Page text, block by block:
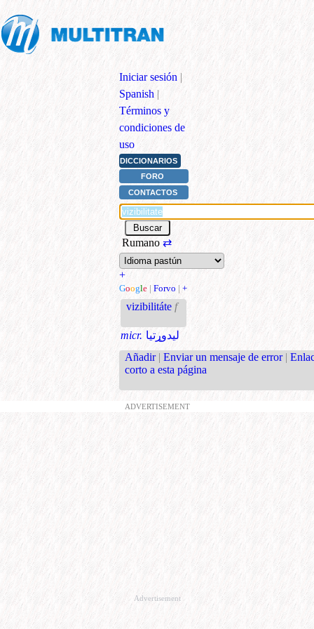
Iniciar sesión |
Spanish |
Términos y
condiciones de
uso
DICCIONARIOS
FORO
CONTACTOS
Rumano ⇄
+
Google | Forvo | +
vizibilitáte f
micr. لیدوړتیا
Añadir | Enviar un mensaje de error |
corto a esta página
ADVERTISEMENT
Advertisement